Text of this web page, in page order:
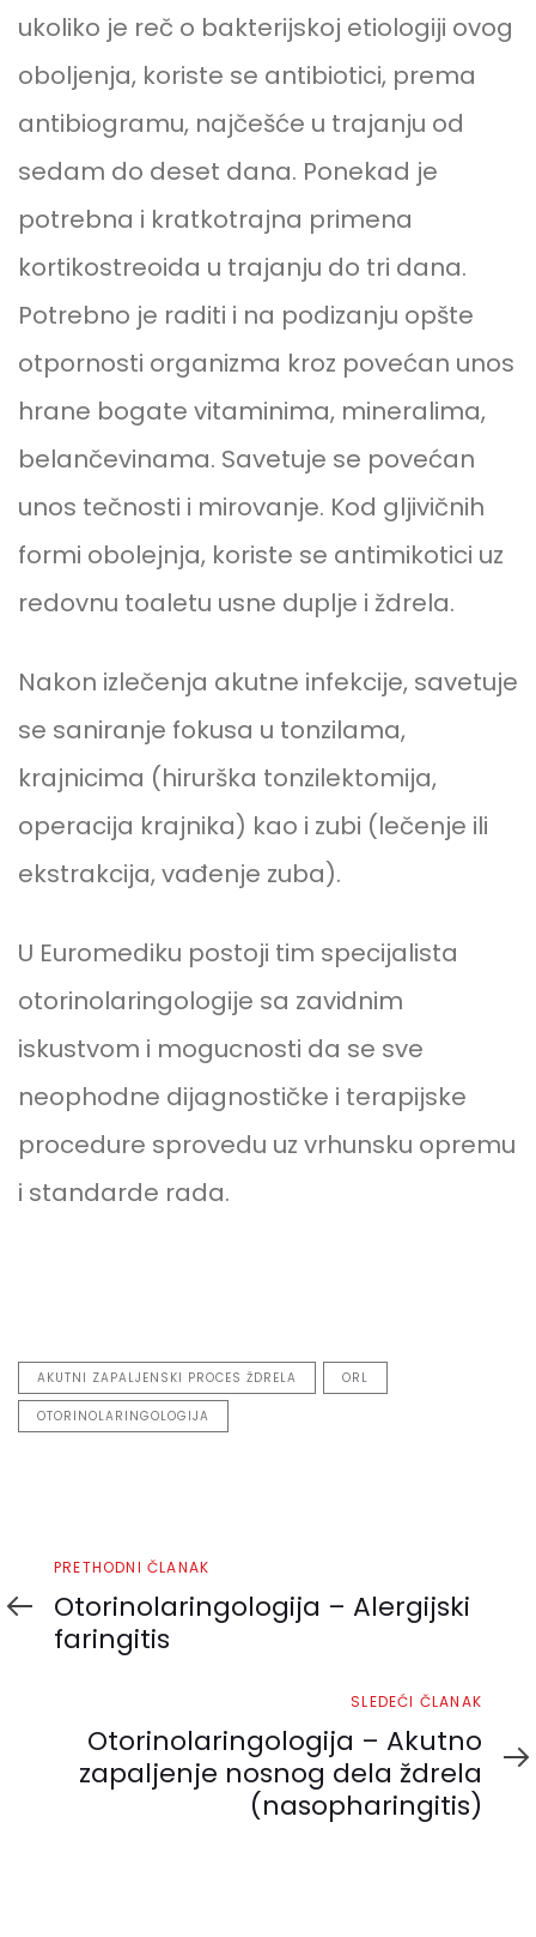
ukoliko je reč o bakterijskoj etiologiji ovog
oboljenja, koriste se antibiotici, prema
antibiogramu, najčešće u trajanju od
sedam do deset dana. Ponekad je
potrebna i kratkotrajna primena
kortikostreoida u trajanju do tri dana.
Potrebno je raditi i na podizanju opšte
otpornosti organizma kroz povećan unos
hrane bogate vitaminima, mineralima,
belančevinama. Savetuje se povećan
unos tečnosti i mirovanje. Kod gljivičnih
formi obolejnja, koriste se antimikotici uz
redovnu toaletu usne duplje i ždrela.
Nakon izlečenja akutne infekcije, savetuje
se saniranje fokusa u tonzilama,
krajnicima (hirurška tonzilektomija,
operacija krajnika) kao i zubi (lečenje ili
ekstrakcija, vađenje zuba).
U Euromediku postoji tim specijalista
otorinolaringologije sa zavidnim
iskustvom i mogucnosti da se sve
neophodne dijagnostičke i terapijske
procedure sprovedu uz vrhunsku opremu
i standarde rada.
AKUTNI ZAPALJENSKI PROCES ŽDRELA ORL
OTORINOLARINGOLOGIJA
Prethodni
članak
PRETHODNI ČLANAK
Otorinolaringologija – Alergijski
faringitis
članak
SLEDEĆI ČLANAK
Otorinolaringologija – Akutno
zapaljenje nosnog dela ždrela
(nasopharingitis)